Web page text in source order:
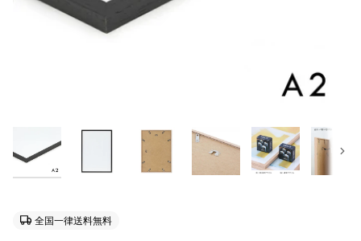
次
全国一律送料無料